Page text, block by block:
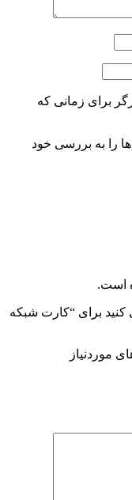
برای زمانی که
را به بررسی خود
است.
کنید برای “کارت شبکه
موردنیاز